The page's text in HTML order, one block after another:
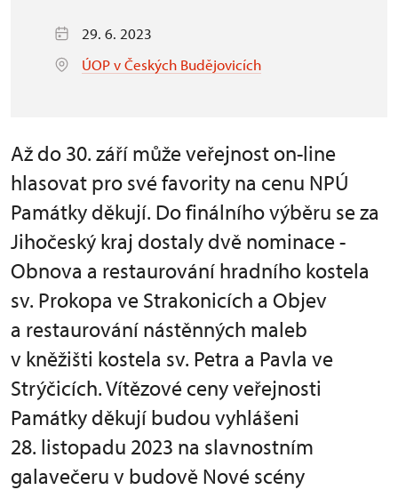
29. 6. 2023
ÚOP v Českých Budějovicích
Až do 30. září může veřejnost on-line
hlasovat pro své favority na cenu NPÚ
Památky děkují. Do finálního výběru se za
Jihočeský kraj dostaly dvě nominace -
Obnova a restaurování hradního kostela
sv. Prokopa ve Strakonicích a Objev
a restaurování nástěnných maleb
v kněžišti kostela sv. Petra a Pavla ve
Strýčicích. Vítězové ceny veřejnosti
Památky děkují budou vyhlášeni
28. listopadu 2023 na slavnostním
galavečeru v budově Nové scény